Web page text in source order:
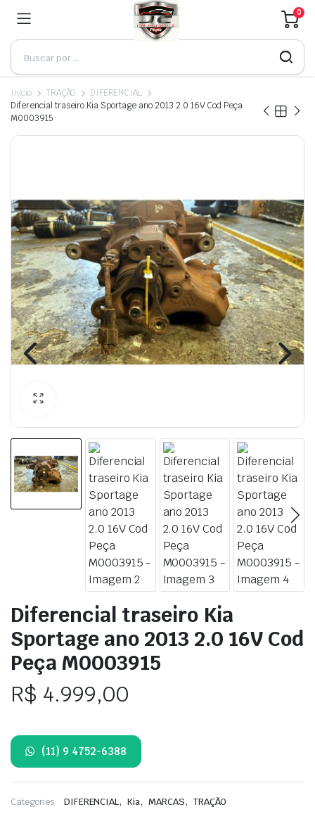
0
Início TRAÇÃO
DIFERENCIAL
Diferencial traseiro Kia Sportage ano 2013 2.0 16V Cod Peça
M0003915
Diferencial traseiro Kia
Sportage ano 2013 2.0 16V Cod
Peça M0003915
R$ 4.999,00
(11) 9 4752-6388
Categories: DIFERENCIAL, Kia, MARCAS, TRAÇÃO